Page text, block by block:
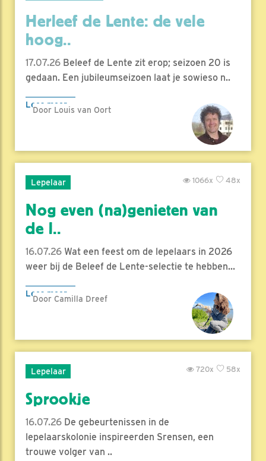
Herleef de Lente: de vele
hoog..
17.07.26 Beleef de Lente zit erop; seizoen 20 is
gedaan. Een jubileumseizoen laat je sowieso n..
Lees meer
Door Louis van Oort
Lepelaar 48x
1066x
Nog even (na)genieten van
de l..
16.07.26 Wat een feest om de lepelaars in 2026
weer bij de Beleef de Lente-selectie te hebben...
Lees meer
Door Camilla Dreef
Lepelaar 58x
720x
Sprookje
16.07.26 De gebeurtenissen in de
lepelaarskolonie inspireerden Srensen, een
trouwe volger van ..